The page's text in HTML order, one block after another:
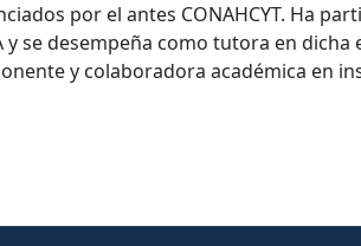
por el antes CONAHCYT. Ha
se desempeña como tutora en
y colaboradora académica en